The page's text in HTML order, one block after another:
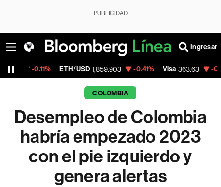
PUBLICIDAD
Ingresar
ETH/USD 1,859.903 -0.41% Visa 363.63 -0.56%
COLOMBIA
Desempleo de Colombia
habría empezado 2023
con el pie izquierdo y
genera alertas